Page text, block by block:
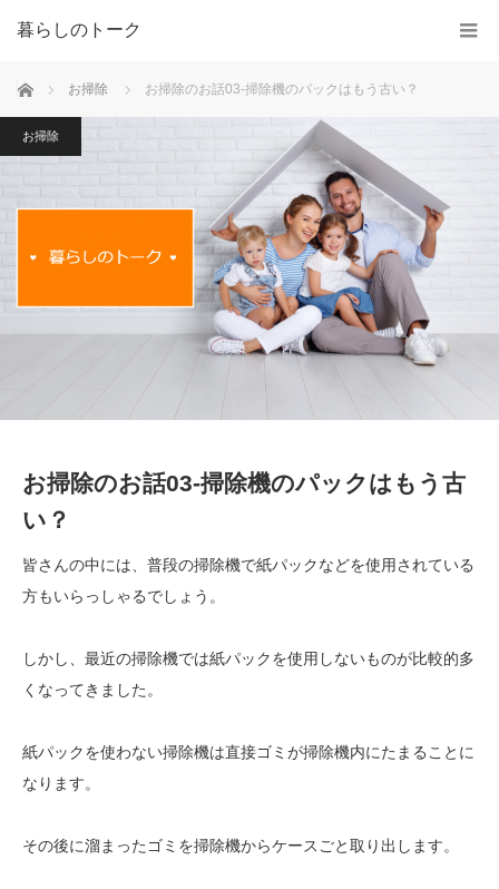
暮らしのトーク
ホーム お掃除 お掃除のお話03-掃除機のパックはもう古い？
お掃除
お掃除のお話03-掃除機のパックはもう古
い？
皆さんの中には、普段の掃除機で紙パックなどを使用されている
方もいらっしゃるでしょう。
しかし、最近の掃除機では紙パックを使用しないものが比較的多
くなってきました。
紙パックを使わない掃除機は直接ゴミが掃除機内にたまることに
なります。
その後に溜まったゴミを掃除機からケースごと取り出します。